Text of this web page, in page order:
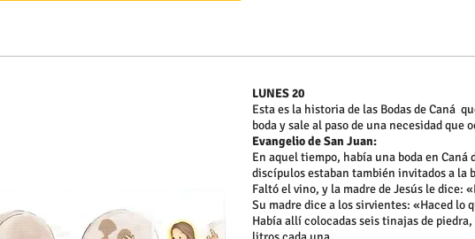
LUNES 20
Esta es la historia de las Bodas de Caná
boda y sale al paso de una necesidad que
Evangelio de San Juan:
En aquel tiempo, había una boda en Caná
discípulos estaban también invitados a la
Faltó el vino, y la madre de Jesús le dice:
Su madre dice a los sirvientes: «Haced lo
Había allí colocadas seis tinajas de